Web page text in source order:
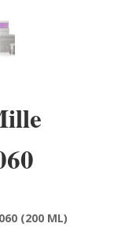
(200 ML)